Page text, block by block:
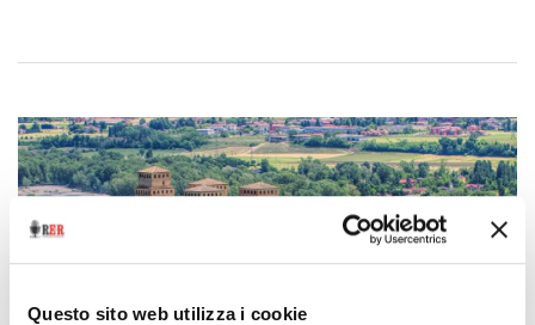
Questo sito web utilizza i cookie